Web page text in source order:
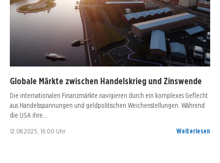
Globale Märkte zwischen Handelskrieg und Zinswende
Die internationalen Finanzmärkte navigieren durch ein komplexes Geflecht
aus Handelsspannungen und geldpolitischen Weichenstellungen. Während
die USA ihre…
12.08.2025, 16:00 Uhr Weiterlesen